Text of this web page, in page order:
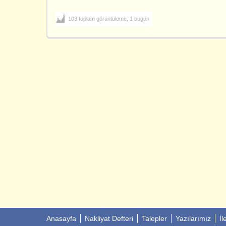
103 toplam görüntüleme, 1 bugün
Anasayfa Nakliyat Defteri Talepler Yazılarımız